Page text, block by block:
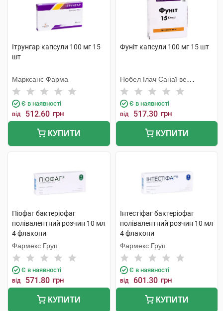
Ітрунгар капсули 100 мг 15
шт
Марксанс Фарма
Є в наявності
від 512.60 грн
КУПИТИ
Фуніт капсули 100 мг 15 шт
Нобел Ілач Санаї ве
Тіджарет
Є в наявності
від 517.30 грн
КУПИТИ
Піофаг бактеріофаг
полівалентний розчин 10 мл
4 флакони
Фармекс Груп
Є в наявності
від 571.80 грн
КУПИТИ
Інтестіфаг бактеріофаг
полівалентний розчин 10 мл
4 флакони
Фармекс Груп
Є в наявності
від 601.30 грн
КУПИТИ